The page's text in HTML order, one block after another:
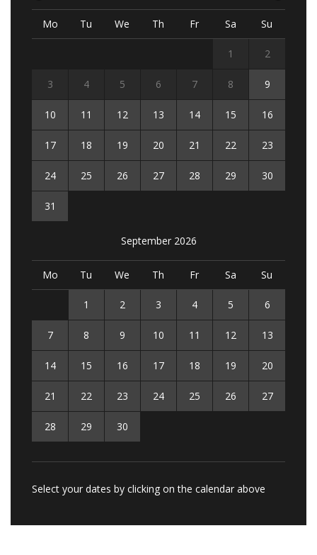
Mo Tu We Th Fr Sa Su
1 2
3 4 5 6 7 8 9
10 11 12 13 14 15 16
17 18 19 20 21 22 23
24 25 26 27 28 29 30
31
September 2026
Mo Tu We Th Fr Sa Su
1 2 3 4 5 6
7 8 9 10 11 12 13
14 15 16 17 18 19 20
21 22 23 24 25 26 27
28 29 30
Select your dates by clicking on the calendar above